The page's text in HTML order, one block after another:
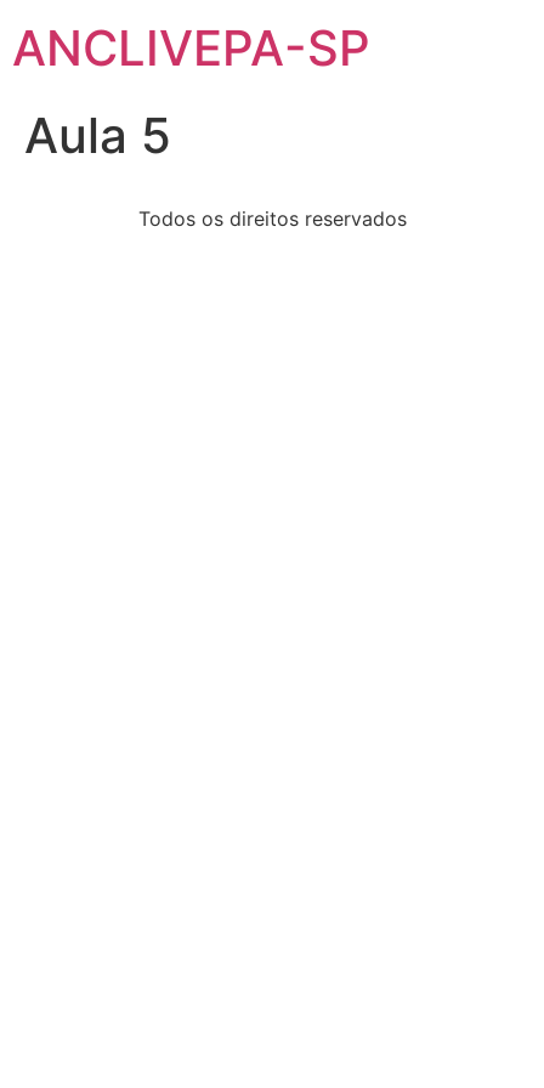
ANCLIVEPA-SP
Aula 5
Todos os direitos reservados